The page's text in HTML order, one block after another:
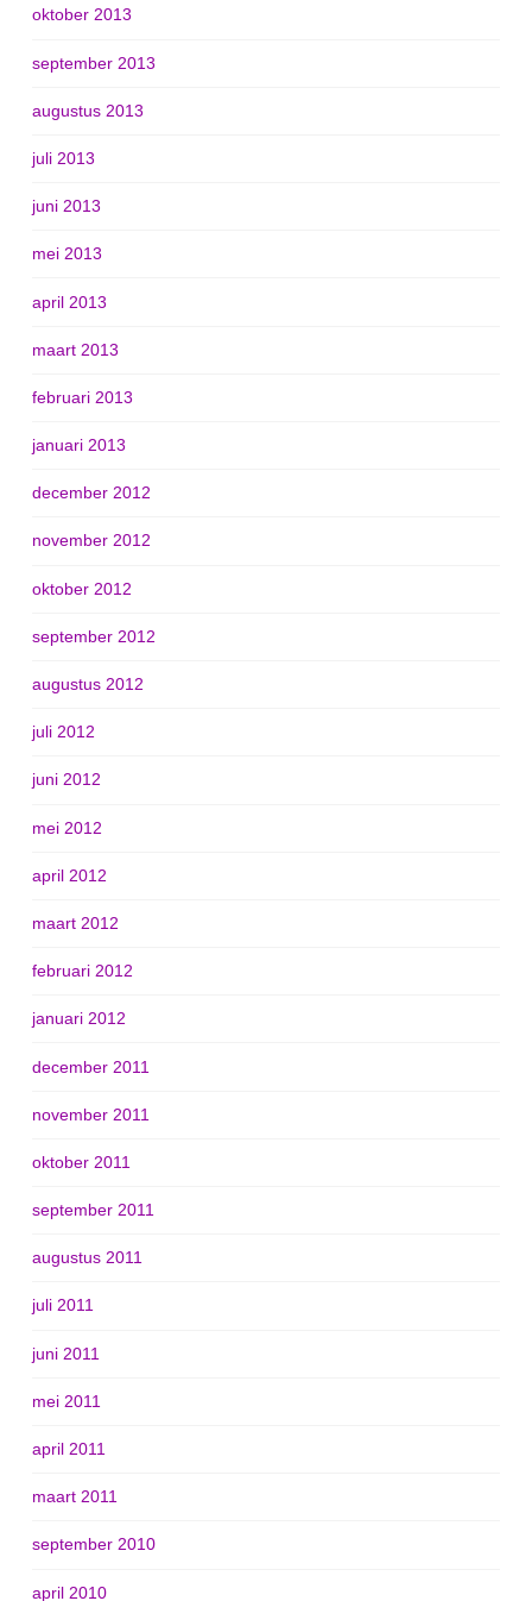
oktober 2013
september 2013
augustus 2013
juli 2013
juni 2013
mei 2013
april 2013
maart 2013
februari 2013
januari 2013
december 2012
november 2012
oktober 2012
september 2012
augustus 2012
juli 2012
juni 2012
mei 2012
april 2012
maart 2012
februari 2012
januari 2012
december 2011
november 2011
oktober 2011
september 2011
augustus 2011
juli 2011
juni 2011
mei 2011
april 2011
maart 2011
september 2010
april 2010